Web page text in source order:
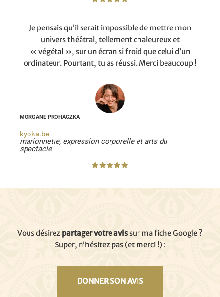
Je pensais qu’il serait impossible de mettre mon
univers théâtral, tellement chaleureux et
« végétal », sur un écran si froid que celui d’un
ordinateur. Pourtant, tu as réussi. Merci beaucoup !
MORGANE PROHACZKA
kyoka.be
marionnette, expression corporelle et arts du
spectacle
Vous désirez partager votre avissur ma fiche Google ?
Super, n’hésitez pas (et merci !) :
DONNER SON AVIS